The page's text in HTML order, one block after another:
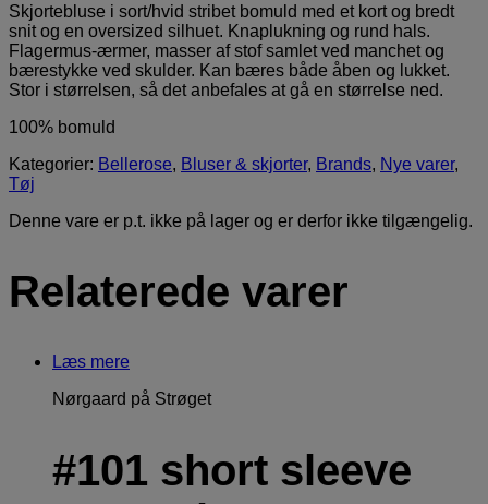
Skjortebluse i sort/hvid stribet bomuld med et kort og bredt
snit og en oversized silhuet. Knaplukning og rund hals.
Flagermus-ærmer, masser af stof samlet ved manchet og
bærestykke ved skulder. Kan bæres både åben og lukket.
Stor i størrelsen, så det anbefales at gå en størrelse ned.
100% bomuld
Kategorier: Bellerose, Bluser & skjorter, Brands, Nye varer,
Tøj
Denne vare er p.t. ikke på lager og er derfor ikke tilgængelig.
Relaterede varer
Læs mere
Nørgaard på Strøget
#101 short sleeve